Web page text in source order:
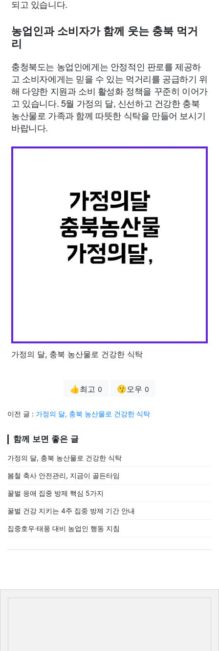
되고 있습니다.
농업인과 소비자가 함께 웃는 충북 먹거
리
충청북도는 농업인에게는 안정적인 판로를 제공하
고 소비자에게는 믿을 수 있는 먹거리를 공급하기 위
해 다양한 지원과 소비 활성화 정책을 꾸준히 이어가
고 있습니다. 5월 가정의 달, 신선하고 건강한 충북
농산물로 가족과 함께 따뜻한 식탁을 만들어 보시기
바랍니다.
가정의 달, 충북 농산물로 건강한 식탁
👍최고 0 😗오우 0
이전 글 : 가정의 달, 충북 농산물로 건강한 식탁
함께 보면 좋은 글
가정의 달, 충북 농산물로 건강한 식탁
봄철 축사 안전관리, 지금이 골든타임
꿀벌 응애 집중 방제 핵심 5가지
꿀벌 건강 지키는 4주 집중 방제 기간 안내
집중호우·태풍 대비 농업인 행동 지침